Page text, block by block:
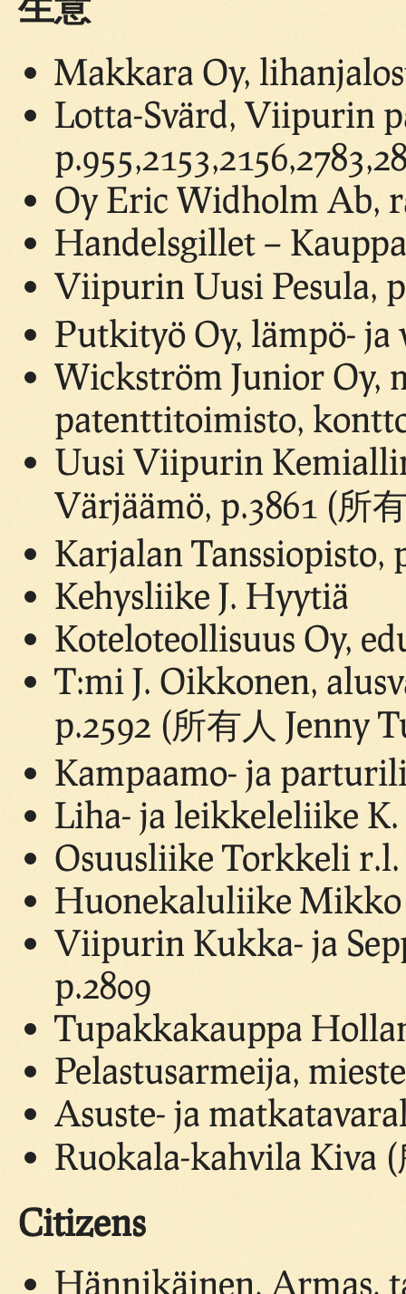
Makkara Oy,
Lotta-Svärd, Viipurin
Oy Eric Widholm Ab,
Handelsgillet –
Viipurin Uusi Pesula,
Putkityö Oy, lämpö- ja
Wickström Junior Oy,
patenttitoimisto,
Uusi Viipurin
Värjäämö, p.3861 (所
Karjalan Tanssiopisto,
Kehysliike J. Hyytiä
Koteloteollisuus Oy,
T:mi J. Oikkonen,
p.2592 (所有人 Jenny
Kampaamo- ja
Liha- ja leikkeleliike K.
Osuusliike Torkkeli r.l.
Huonekaluliike Mikko
Viipurin Kukka- ja
p.2809
Tupakkakauppa
Pelastusarmeija,
Asuste- ja
Ruokala-kahvila Kiva
Citizens
Hännikäinen, Armas,